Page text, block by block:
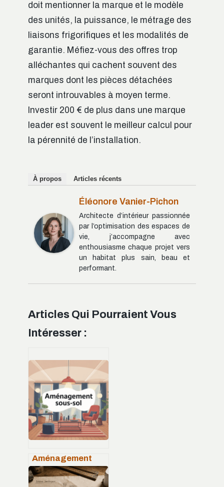
doit mentionner la marque et le modèle
des unités, la puissance, le métrage des
liaisons frigorifiques et les modalités de
garantie. Méfiez-vous des offres trop
alléchantes qui cachent souvent des
marques dont les pièces détachées
seront introuvables à moyen terme.
Investir 200 € de plus dans une marque
leader est souvent le meilleur calcul pour
la pérennité de l’installation.
À propos Articles récents
Éléonore Vanier-Pichon
Architecte d’intérieur passionnée
par l’optimisation des espaces de
vie, j’accompagne avec
enthousiasme chaque projet vers
un habitat plus sain, beau et
performant.
Articles Qui Pourraient Vous
Intéresser :
Aménagement
sous-sol avant
après : idées,